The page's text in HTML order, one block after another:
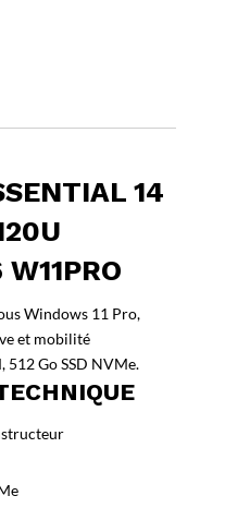
14
Windows 11 Pro,
et mobilité
512 Go SSD NVMe.